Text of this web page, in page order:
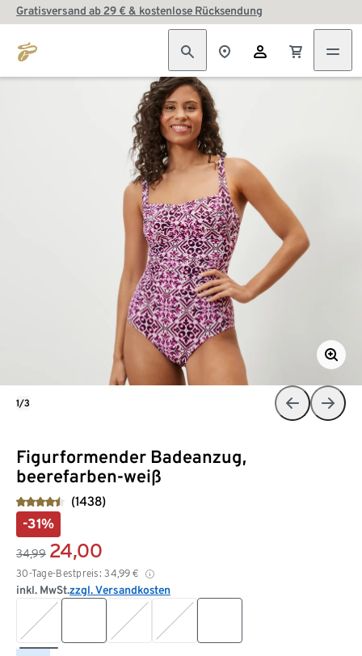
Gratisversand ab 29 € & kostenlose Rücksendung
Figurformender Badeanzug,
beerefarben-weiß
(1438)
-31%
34,99 24,00
30-Tage-Bestpreis: 34,99 €
inkl. MwSt.zzgl. Versandkosten
1/3